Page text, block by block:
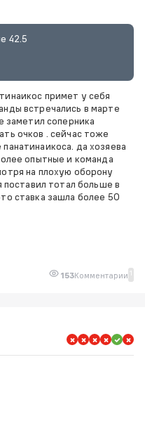
42.5
примет у себя
встречались в марте
заметил соперника
очков . сейчас тоже
да хозяева
опытные и команда
на плохую оборону
поставил тотал больше в
ставка зашла более 50
153Комментарии 1